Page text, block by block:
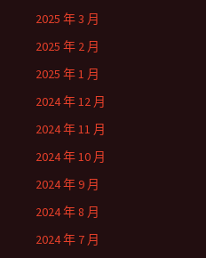
2025 年 3 月
2025 年 2 月
2025 年 1 月
2024 年 12 月
2024 年 11 月
2024 年 10 月
2024 年 9 月
2024 年 8 月
2024 年 7 月